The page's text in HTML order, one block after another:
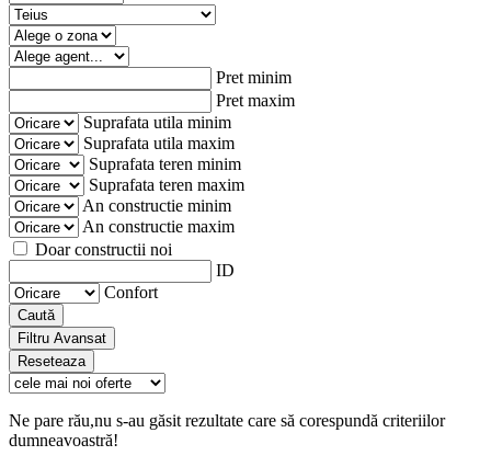
Pret minim
Pret maxim
Suprafata utila minim
Suprafata utila maxim
Suprafata teren minim
Suprafata teren maxim
An constructie minim
An constructie maxim
Doar constructii noi
ID
Confort
Caută
Filtru Avansat
Reseteaza
Ne pare rău,nu s-au găsit rezultate care să corespundă criteriilor
dumneavoastră!